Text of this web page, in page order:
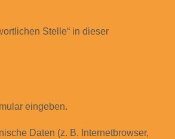
Stelle“ in dieser
eingeben.
Daten (z. B. Internetbrowser,